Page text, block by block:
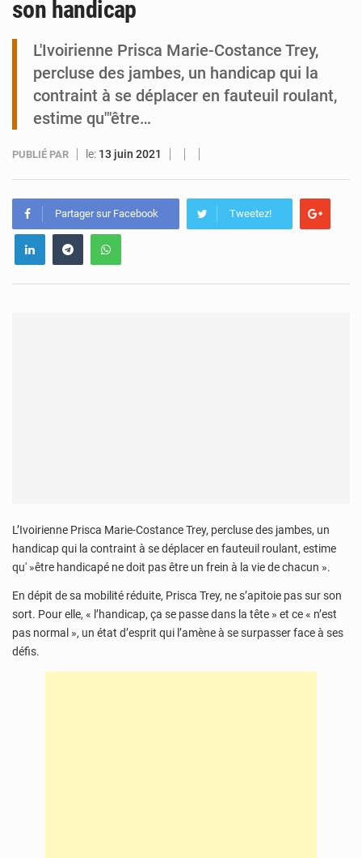
son handicap
L'Ivoirienne Prisca Marie-Costance Trey,
percluse des jambes, un handicap qui la
contraint à se déplacer en fauteuil roulant,
estime qu'"être…
PUBLIÉ PAR le: 13 juin 2021
Partager sur Facebook Tweetez!
L’Ivoirienne Prisca Marie-Costance Trey, percluse des jambes, un
handicap qui la contraint à se déplacer en fauteuil roulant, estime
qu' »être handicapé ne doit pas être un frein à la vie de chacun ».
En dépit de sa mobilité réduite, Prisca Trey, ne s’apitoie pas sur son
sort. Pour elle, « l’handicap, ça se passe dans la tête » et ce « n’est
pas normal », un état d’esprit qui l’amène à se surpasser face à ses
défis.